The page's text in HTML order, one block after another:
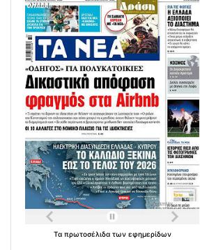
Τα πρωτοσέλιδα των εφημερίδων